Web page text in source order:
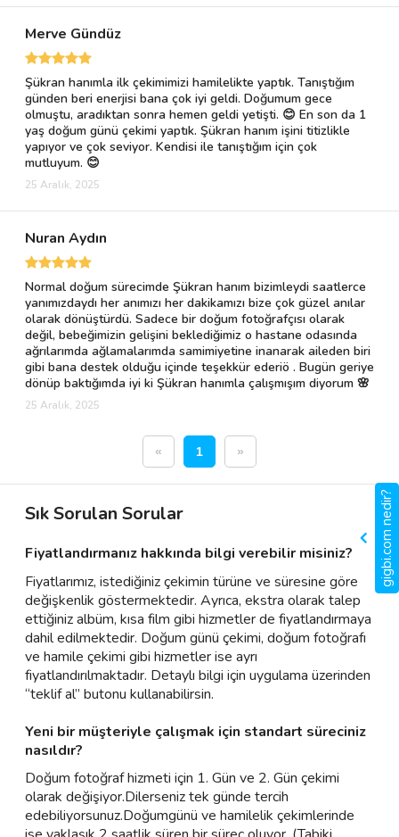
Merve Gündüz
Şükran hanımla ilk çekimimizi hamilelikte yaptık. Tanıştığım
günden beri enerjisi bana çok iyi geldi. Doğumum gece
olmuştu, aradıktan sonra hemen geldi yetişti. 😊 En son da 1
yaş doğum günü çekimi yaptık. Şükran hanım işini titizlikle
yapıyor ve çok seviyor. Kendisi ile tanıştığım için çok
mutluyum. 😊
25 Aralık, 2025
Nuran Aydın
Normal doğum sürecimde Şükran hanım bizimleydi saatlerce
yanımızdaydı her anımızı her dakikamızı bize çok güzel anılar
olarak dönüştürdü. Sadece bir doğum fotoğrafçısı olarak
değil, bebeğimizin gelişini beklediğimiz o hastane odasında
ağrılarımda ağlamalarımda samimiyetine inanarak aileden biri
gibi bana destek olduğu içinde teşekkür ederiö . Bugün geriye
dönüp baktığımda iyi ki Şükran hanımla çalışmışım diyorum 🌸
25 Aralık, 2025
« 1 »
Sık Sorulan Sorular
Fiyatlandırmanız hakkında bilgi verebilir misiniz?
Fiyatlarımız, istediğiniz çekimin türüne ve süresine göre
değişkenlik göstermektedir. Ayrıca, ekstra olarak talep
ettiğiniz albüm, kısa film gibi hizmetler de fiyatlandırmaya
dahil edilmektedir. Doğum günü çekimi, doğum fotoğrafı
ve hamile çekimi gibi hizmetler ise ayrı
fiyatlandırılmaktadır. Detaylı bilgi için uygulama üzerinden
“teklif al” butonu kullanabilirsin.
Yeni bir müşteriyle çalışmak için standart süreciniz
nasıldır?
Doğum fotoğraf hizmeti için 1. Gün ve 2. Gün çekimi
olarak değişiyor.Dilerseniz tek günde tercih
edebiliyorsunuz.Doğumgünü ve hamilelik çekimlerinde
gigbi.com nedir?